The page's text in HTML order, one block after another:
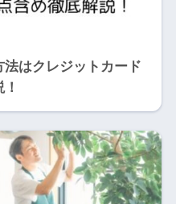
はクレジットカード